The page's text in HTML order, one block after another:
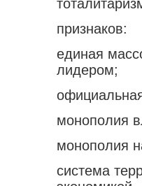
признаков:
единая
лидером;
монополия
монополия
система